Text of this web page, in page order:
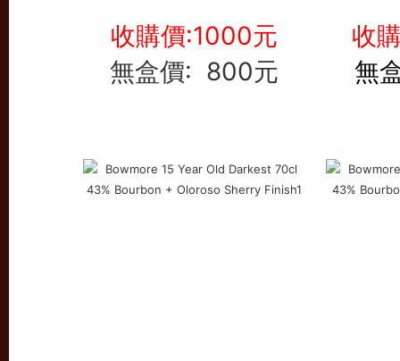
收購價:1000元
無盒價: 800元
收
無